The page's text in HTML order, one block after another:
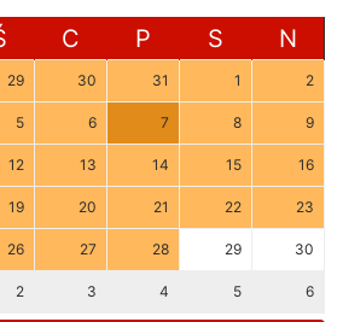
C P S N
29 30 31 1 2
5 6 7 8 9
12 13 14 15 16
19 20 21 22 23
26 27 28 29 30
2 3 4 5 6